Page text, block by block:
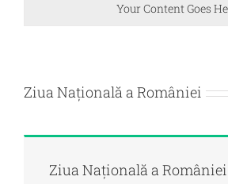
Your Content Goes
Ziua Naţională a României
Ziua Naţională a României